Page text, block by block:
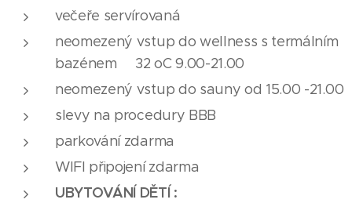
večeře servírovaná
neomezený vstup do wellness s termálním
bazénem 32 oC 9.00-21.00
neomezený vstup do sauny od 15.00 -21.00
slevy na procedury BBB
parkování zdarma
WIFI připojení zdarma
UBYTOVÁNÍ DĚTÍ :